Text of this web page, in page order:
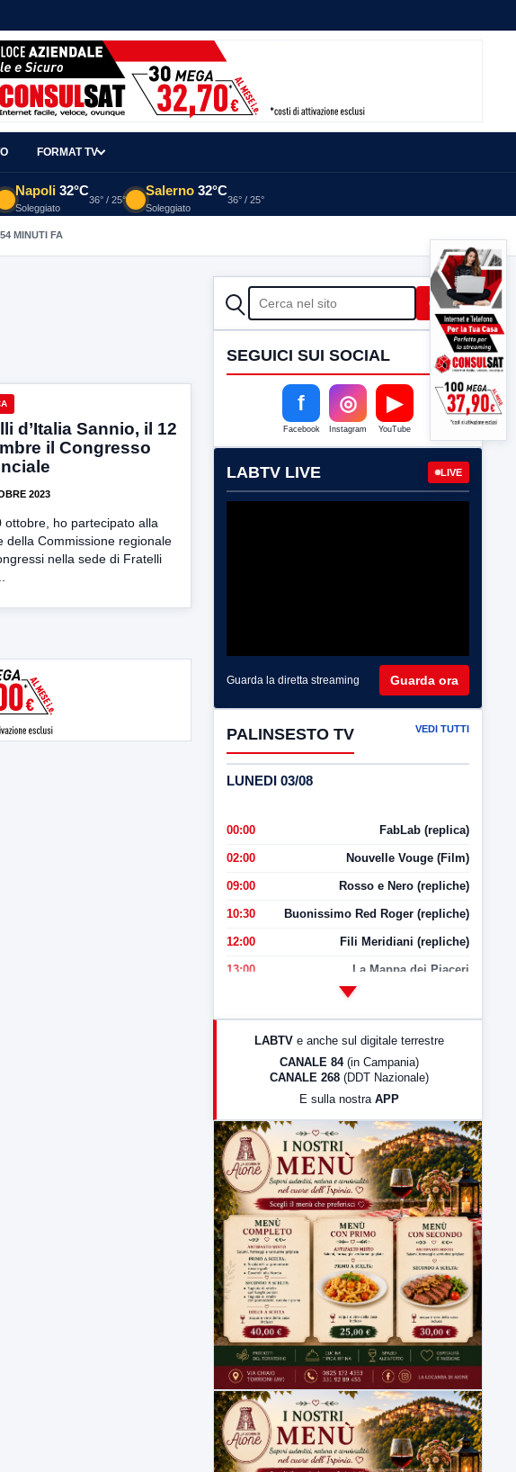
FORMAT TV
Napoli 32°C
Soleggiato
36° / 25°
Salerno 32°C
Soleggiato
36° / 25°
54 MINUTI FA
d’Italia Sannio, il 12
il Congresso
2023
ottobre, ho partecipato alla
della Commissione regionale
nella sede di Fratelli
CERCA Cerca
SEGUICI SUI SOCIAL
f
Facebook
◎
Instagram
▶
YouTube
LABTV LIVE LIVE
Guarda la diretta streaming Guarda ora
PALINSESTO TV VEDI TUTTI
LUNEDI 03/08
00:00 FabLab (replica)
02:00 Nouvelle Vouge (Film)
09:00 Rosso e Nero (repliche)
10:30 Buonissimo Red Roger (repliche)
12:00 Fili Meridiani (repliche)
13:00 La Mappa dei Piaceri
LabNews (Diretta)
23:00 LabNews (replica)
LABTV e anche sul digitale terrestre
CANALE 84 (in Campania)
CANALE 268 (DDT Nazionale)
E sulla nostra APP